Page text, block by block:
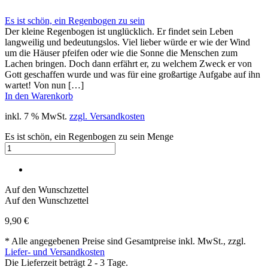
Es ist schön, ein Regenbogen zu sein
Der kleine Regenbogen ist unglücklich. Er findet sein Leben
langweilig und bedeutungslos. Viel lieber würde er wie der Wind
um die Häuser pfeifen oder wie die Sonne die Menschen zum
Lachen bringen. Doch dann erfährt er, zu welchem Zweck er von
Gott geschaffen wurde und was für eine großartige Aufgabe auf ihn
wartet! Von nun […]
In den Warenkorb
inkl. 7 % MwSt. zzgl. Versandkosten
Es ist schön, ein Regenbogen zu sein Menge
Auf den Wunschzettel
Auf den Wunschzettel
9,90 €
* Alle angegebenen Preise sind Gesamtpreise inkl. MwSt., zzgl.
Liefer- und Versandkosten
Die Lieferzeit beträgt 2 - 3 Tage.